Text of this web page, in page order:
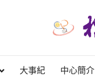
大事紀 中心簡介